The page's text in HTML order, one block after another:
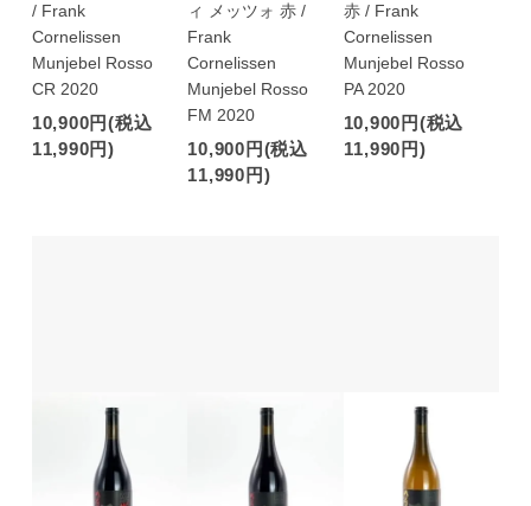
/ Frank
Cornelissen
Munjebel Rosso
CR 2020
10,900円(税込
11,990円)
ィ メッツォ 赤 /
Frank
Cornelissen
Munjebel Rosso
FM 2020
10,900円(税込
11,990円)
赤 / Frank
Cornelissen
Munjebel Rosso
PA 2020
10,900円(税込
11,990円)